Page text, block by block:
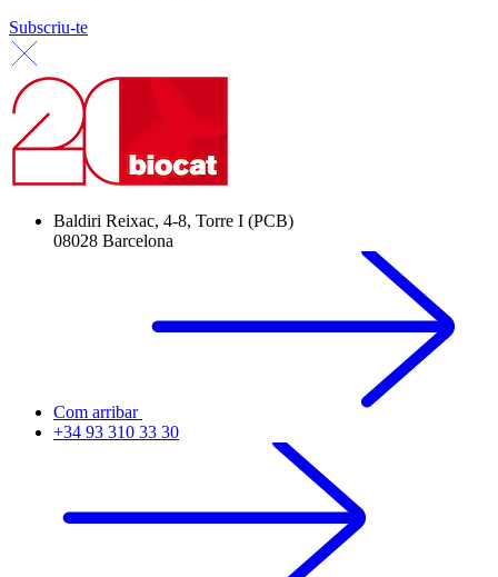
Subscriu-te
Baldiri Reixac, 4-8, Torre I (PCB)
08028 Barcelona
Com arribar
+34 93 310 33 30